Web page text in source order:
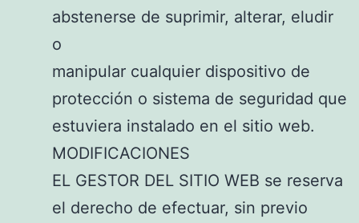
abstenerse de suprimir, alterar, eludir
o
manipular cualquier dispositivo de
protección o sistema de seguridad que
estuviera instalado en el sitio web.
MODIFICACIONES
EL GESTOR DEL SITIO WEB se reserva
el derecho de efectuar, sin previo